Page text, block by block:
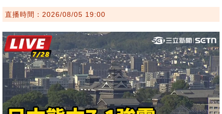
直播時間：2026/08/05 19:00